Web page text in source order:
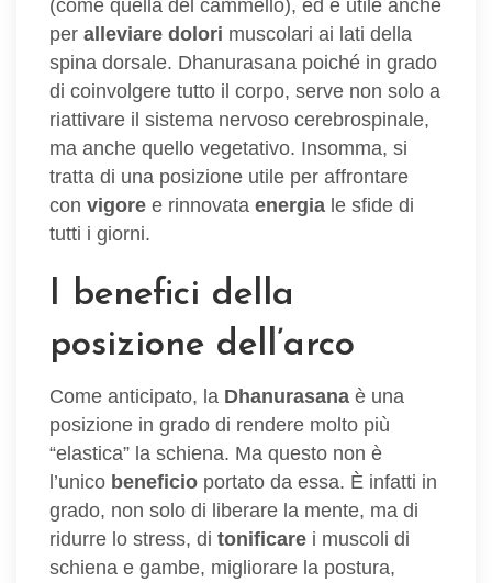
(come quella del cammello), ed è utile anche
per alleviare dolori muscolari ai lati della
spina dorsale. Dhanurasana poiché in grado
di coinvolgere tutto il corpo, serve non solo a
riattivare il sistema nervoso cerebrospinale,
ma anche quello vegetativo. Insomma, si
tratta di una posizione utile per affrontare
con vigore e rinnovata energia le sfide di
tutti i giorni.
I benefici della
posizione dell’arco
Come anticipato, la Dhanurasana è una
posizione in grado di rendere molto più
“elastica” la schiena. Ma questo non è
l’unico beneficio portato da essa. È infatti in
grado, non solo di liberare la mente, ma di
ridurre lo stress, di tonificare i muscoli di
schiena e gambe, migliorare la postura,